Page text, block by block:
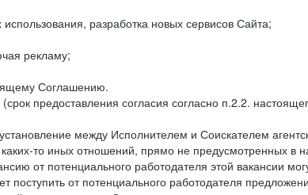
разработка новых сервисов Сайта;
рекламу;
Соглашению.
предоставления согласия согласно п.2.2.
между Исполнителем и Соискателем
то иных отношений, прямо не предусмотренных в
от потенциального работодателя этой вакансии
от потенциального работодателя